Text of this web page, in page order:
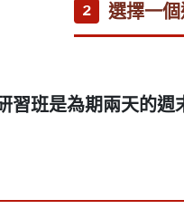
2 選擇一
班是為期兩天的週